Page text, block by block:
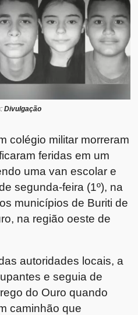
Divulgação
colégio militar morreram
feridas em um
uma van escolar e
segunda-feira (1º), na
municípios de Buriti de
na região oeste de
autoridades locais, a
e seguia de
do Ouro quando
caminhão que